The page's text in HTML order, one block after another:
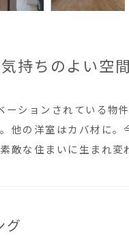
持ちのよい空間
ーションされている物
他の洋室はカバ材に
敵な住まいに生まれ変
グ